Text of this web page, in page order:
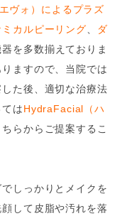
ヴォ）によるプラズ
ミカルピーリング、
ダ
を多数揃えておりま
ますので、当院では
た後、適切な治療法
はHydraFacial（ハ
らからご提案するこ
しっかりとメイクを
して皮脂や汚れを落